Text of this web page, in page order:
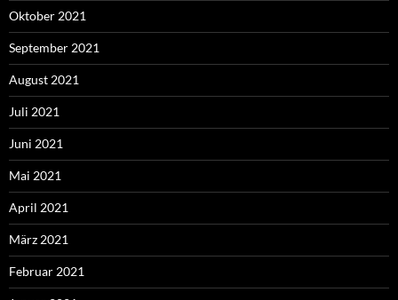
Oktober 2021
September 2021
August 2021
Juli 2021
Juni 2021
Mai 2021
April 2021
März 2021
Februar 2021